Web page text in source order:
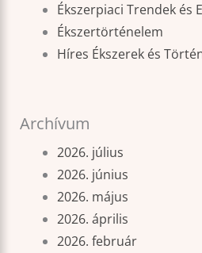
Ékszerpiaci Trendek és
Ékszertörténelem
Híres Ékszerek és
Archívum
2026. július
2026. június
2026. május
2026. április
2026. február